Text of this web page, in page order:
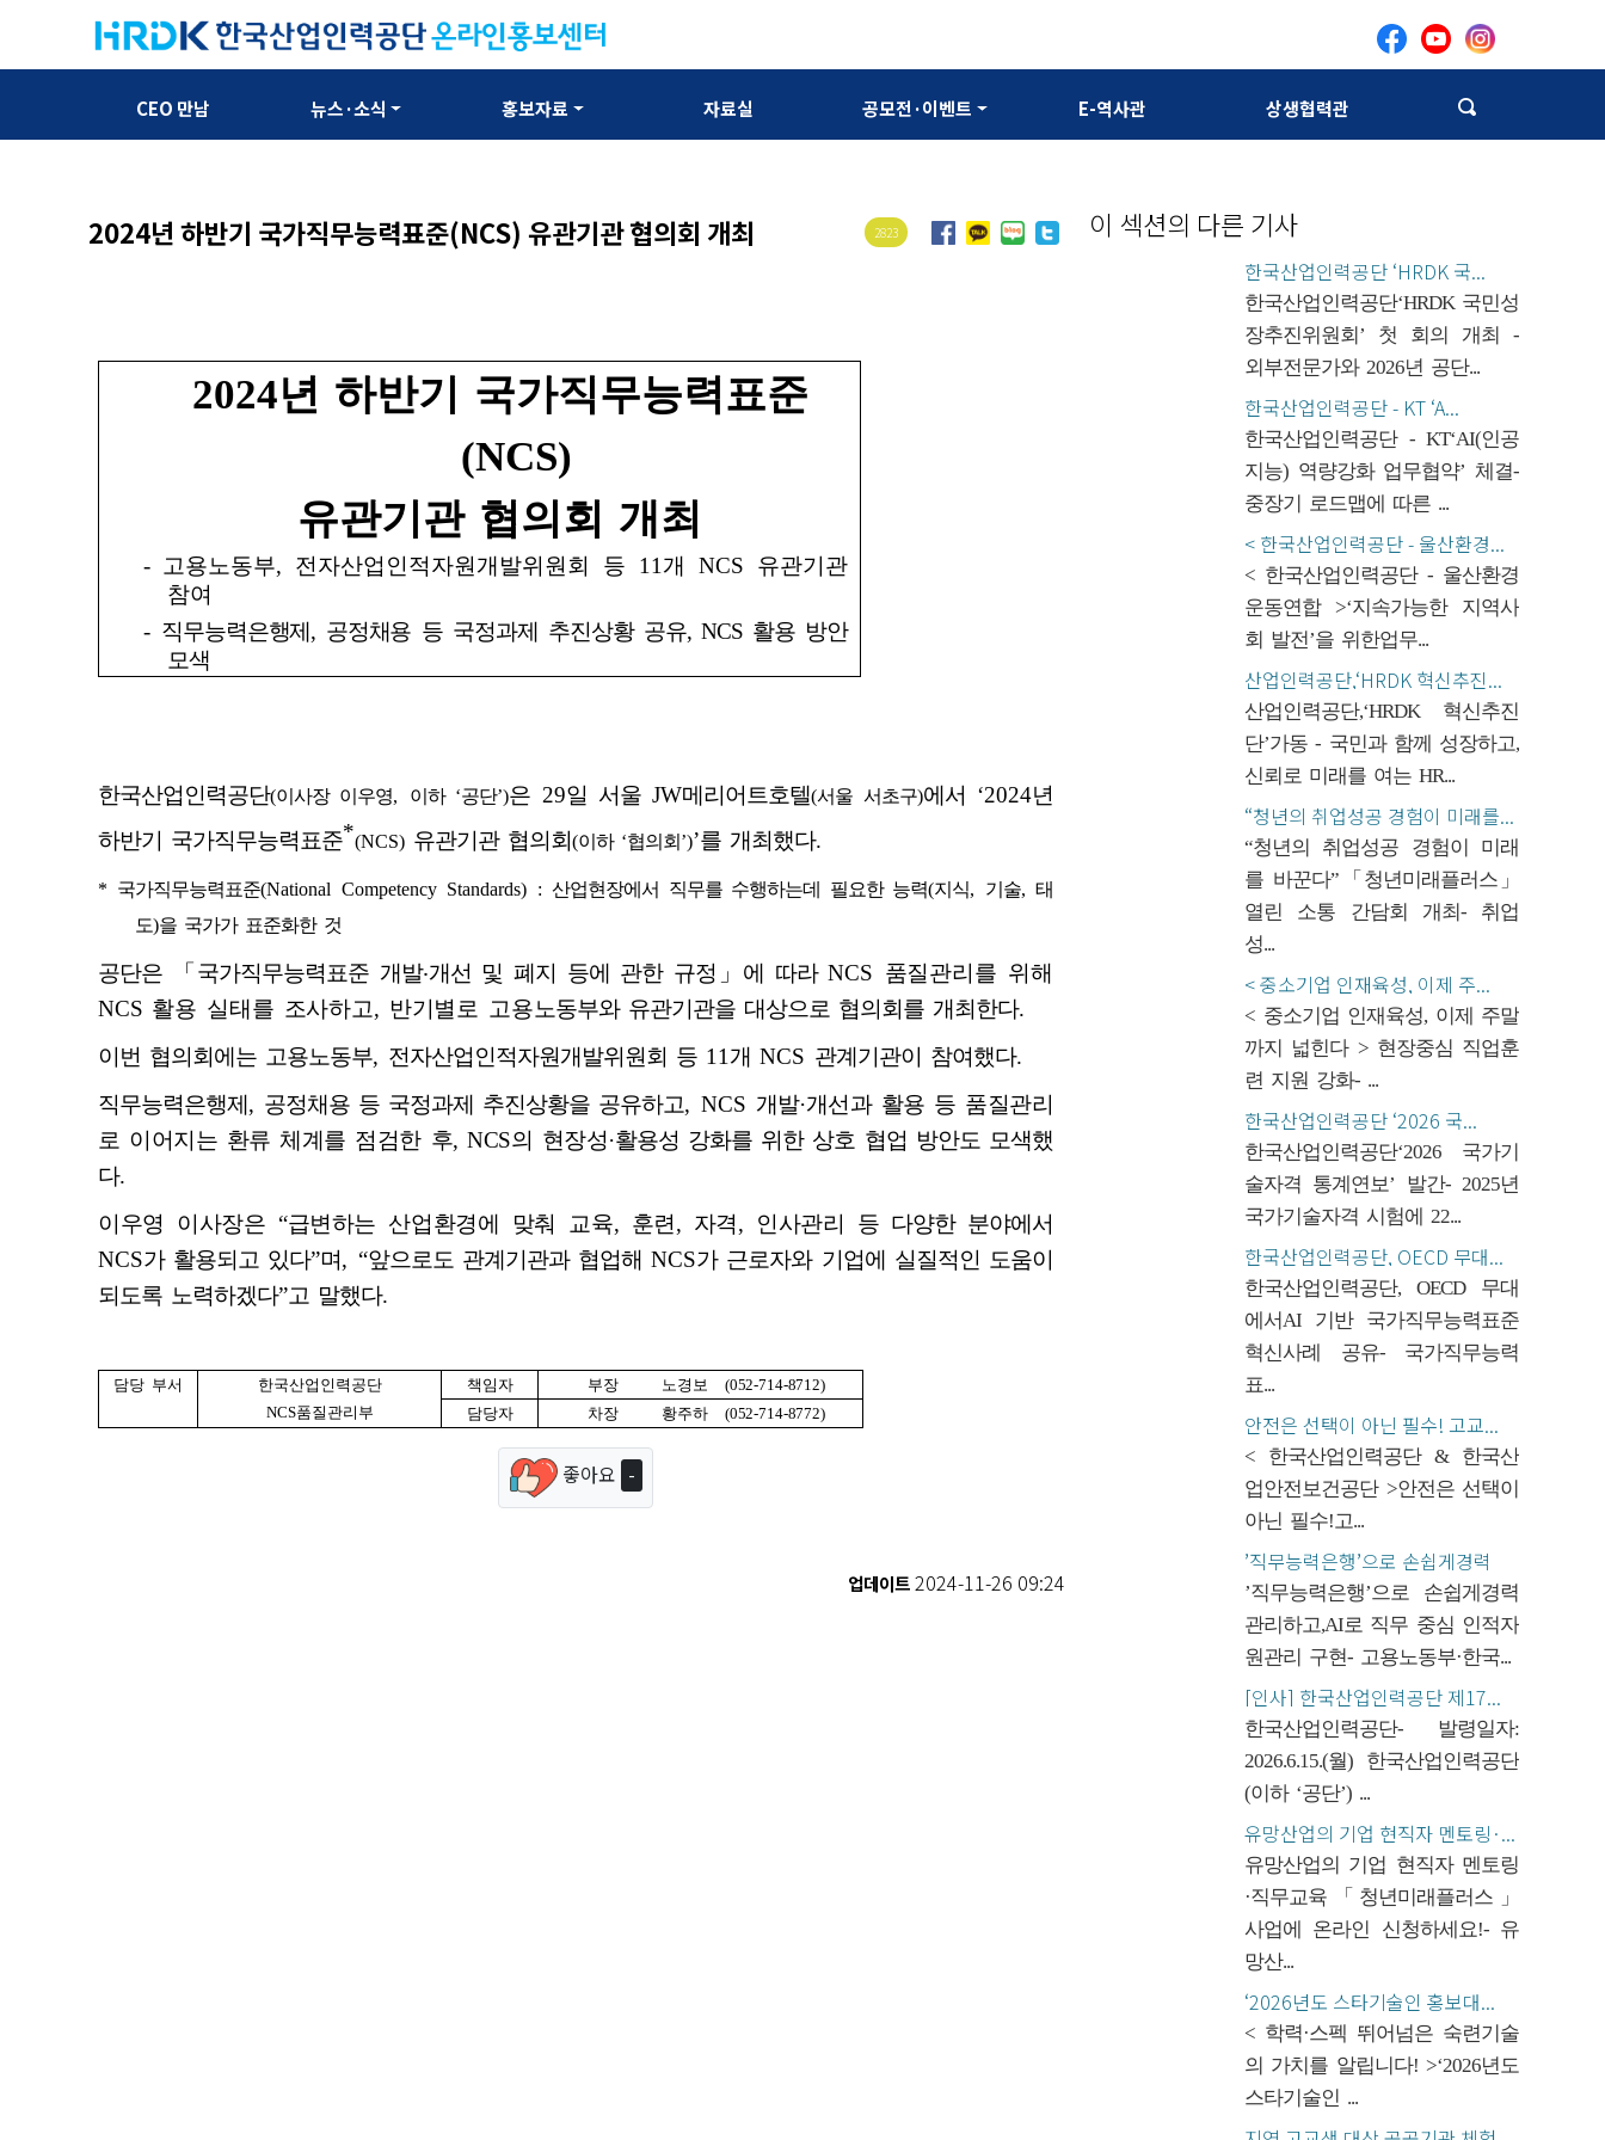
CEO 만남 뉴스·소식 홍보자료 자료실 공모전·이벤트 E-역사관 상생협력관
2024년 하반기 국가직무능력표준(NCS) 유관기관 협의회 개최 2823
2024년 하반기 국가직무능력표준
(NCS)
유관기관 협의회 개최
- 고용노동부, 전자산업인적자원개발위원회 등 11 개NCS 유관기관
참여
- 직무능력은행제, 공정채용 등 국정과제 추진상황 공유, NCS 활용 방안
모색
한국산업인력공단(이사장 이우영, 이하 ‘공단’)은 29일 서울JW메리어트호텔(서울 서초구)에서 ‘2024년
하반기 국가직무능력표준*(NCS) 유관기관 협의회(이하 ‘협의회 ’)’를 개최했다.
* 국가직무능력표준(National Competency Standards) :산업현장에서 직무를 수행하는데 필요한 능력(지식, 기술,태
도)을 국가가 표준화한 것
공단은 「국가직무능력표준 개발‧개선 및 폐지 등에 관한 규정 」 에 따라NCS 품질관리를 위해
NCS 활용 실태를 조사하고, 반기별로 고용노동부와 유관기관을 대상으로 협의회를 개최한다.
이번 협의회에는 고용노동부, 전자산업인적자원개발위원회 등 11 개 NCS 관계기관이 참여했다.
직무능력은행제, 공정채용 등 국정과제 추진상황을 공유하고, NCS 개발·개선과 활용 등 품질관리
로 이어지는 환류 체계를 점검한 후, NCS의 현장성·활용성 강화를 위한 상호 협업 방안도 모색했
다.
이우영 이사장은 “급변하는 산업환경에 맞춰 교육, 훈련, 자격, 인사관리 등 다양한 분야에서
NCS가 활용되고 있다”며, “앞으로도 관계기관과 협업해NCS가 근로자와 기업에 실질적인 도움이
되도록 노력하겠다”고 말했다.
담당 부서 한국산업인력공단 책임자 부장 노경보
(052-714-8712)
NCS품질관리부 담당자 차장 황주하 (052-714-8772)
좋아요 -
업데이트2024-11-26 09:24
이 섹션의 다른 기사
한국산업인력공단 ‘HRDK 국...
한국산업인력공단‘HRDK 국민성
장추진위원회’ 첫 회의 개최 -
외부전문가와 2026년 공단...
한국산업인력공단 - KT ‘A...
한국산업인력공단 - KT‘AI(인공
지능) 역량강화 업무협약’ 체결-
중장기 로드맵에 따른 ...
< 한국산업인력공단 - 울산환경...
< 한국산업인력공단 - 울산환경
운동연합 >‘지속가능한 지역사
회 발전’을 위한업무...
산업인력공단,‘HRDK 혁신추진...
산업인력공단,‘HRDK 혁신추진
단’가동 - 국민과 함께 성장하고,
신뢰로 미래를 여는 HR...
“청년의 취업성공 경험이 미래를...
“청년의 취업성공 경험이 미래
를 바꾼다”「청년미래플러스」
열린 소통 간담회 개최- 취업
성...
< 중소기업 인재육성, 이제 주...
< 중소기업 인재육성, 이제 주말
까지 넓힌다 > 현장중심 직업훈
련 지원 강화- ...
한국산업인력공단 ‘2026 국...
한국산업인력공단‘2026 국가기
술자격 통계연보’ 발간- 2025년
국가기술자격 시험에 22...
한국산업인력공단, OECD 무대...
한국산업인력공단, OECD 무대
에서AI 기반 국가직무능력표준
혁신사례 공유- 국가직무능력
표...
안전은 선택이 아닌 필수! 고교...
< 한국산업인력공단 & 한국산
업안전보건공단 >안전은 선택이
아닌 필수!고...
’직무능력은행’으로 손쉽게경력
관...
’직무능력은행’으로 손쉽게경력
관리하고,AI로 직무 중심 인적자
원관리 구현- 고용노동부·한국...
[인사] 한국산업인력공단 제17...
한국산업인력공단- 발령일자:
2026.6.15.(월) 한국산업인력공단
(이하 ‘공단’) ...
유망산업의 기업 현직자 멘토링·...
유망산업의 기업 현직자 멘토링
·직무교육「청년미래플러스」
사업에 온라인 신청하세요!- 유
망산...
‘2026년도 스타기술인 홍보대...
< 학력·스펙 뛰어넘은 숙련기술
의 가치를 알립니다! >‘2026년도
스타기술인 ...